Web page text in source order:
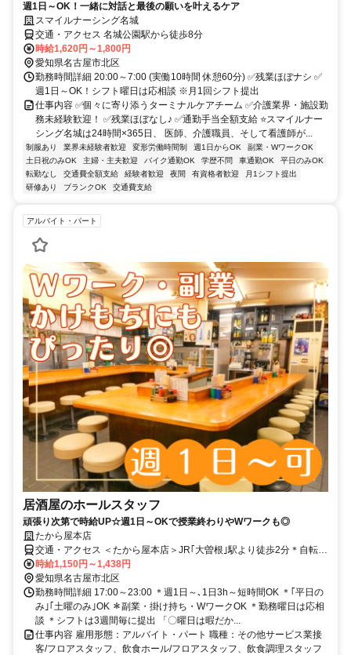
週1日～OK！一緒に対話と最後の願いを叶えるケア
スマイルナーシング名城
交通・アクセス 名城公園駅から徒歩8分
時給1,620円～1,800円
愛知県名古屋市北区
勤務時間詳細 20:00～7:00 (実働10時間 休憩60分) ✅残業ほぼナシ ✅
週1日～OK！シフト曜日は応相談 ※月1回シフト提出
仕事内容 ✅個々に寄り添うターミナルケアチーム ✅介護業界・施設勤
務未経験歓迎！ ✅残業ほぼなし♪ ✅通勤手当全額支給 ⭐スマイルナー
シング名城は24時間×365日、 医師、介護職員、そして看護師が...
制服あり 業界未経験者歓迎 変形労働時間制 週1日からOK
副業・WワークOK
土日祝のみOK
主婦・主夫歓迎 バイク通勤OK 学歴不問 車通勤OK
平日のみOK
転勤なし
交通費全額支給 経験者歓迎 夜間 有資格者歓迎
月1シフト提出
研修あり
ブランクOK 交通費支給
アルバイト・パート
居酒屋のホールスタッフ
頑張り次第で時給UP☆週1日～OKで授業終わりやWワークも◎
たから屋本店
交通・アクセス ＜たから屋本店＞JR｢大曽根｣駅より徒歩2分＊自転車
通勤OK
時給1,150円～1,438円
愛知県名古屋市北区
勤務時間詳細 17:00～23:00 ＊週1日～､1日3h～短時間OK ＊｢平日の
み｣｢土曜のみ｣OK ＊副業・掛け持ち・WワークOK ＊勤務曜日は応相
談 ＊シフトは3週間毎に提出 「〇曜日は暇だか...
仕事内容 雇用形態：アルバイト・パート 職種：その他サービス業接
客/フロアスタッフ、飲食ホール/フロアスタッフ、飲食調理スタッフ